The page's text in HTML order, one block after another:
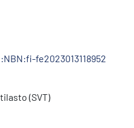
fe2023013118952
(SVT)